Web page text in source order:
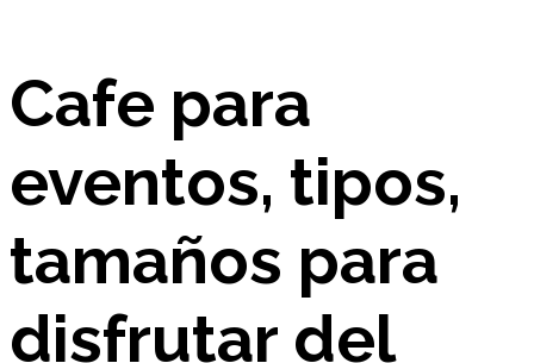
Cafe para
eventos, tipos,
tamaños para
disfrutar del